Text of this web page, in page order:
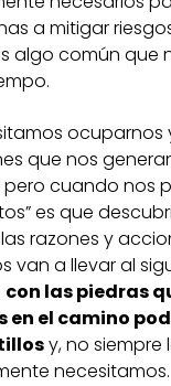
a mitigar
algo común que
ocuparnos
que nos
cuando nos
es que
razones y
van a llevar al
con las piedras
en el camino
y, no siempre
necesitamos.